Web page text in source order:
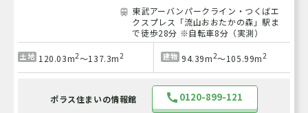
東武アーバンパークライン・つくばエ
クスプレス「流山おおたかの森」駅ま
で徒歩28分 ※自転車8分（実測）
土地 120.03m2～137.3m2 建物 94.39m2～105.99m2
ポラス住まいの情報館 0120-899-121